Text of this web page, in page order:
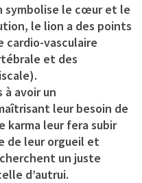
symbolise le cœur et le
le lion a des points
cardio-vasculaire
et des
avoir un
leur besoin de
karma leur fera subir
de leur orgueil et
un juste
d’autrui.